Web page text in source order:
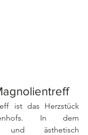
ist das Herzstück
In dem
und ästhetisch